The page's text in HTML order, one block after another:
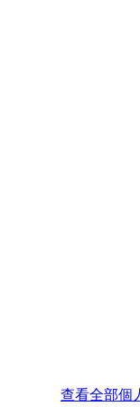
查看全部個